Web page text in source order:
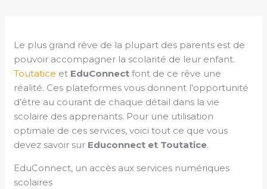
Le plus grand rêve de la plupart des parents est de
pouvoir accompagner la scolarité de leur enfant.
Toutatice et EduConnect font de ce rêve une
réalité. Ces plateformes vous donnent l’opportunité
d’être au courant de chaque détail dans la vie
scolaire des apprenants. Pour une utilisation
optimale de ces services, voici tout ce que vous
devez savoir sur Educonnect et Toutatice.
EduConnect, un accès aux services numériques
scolaires